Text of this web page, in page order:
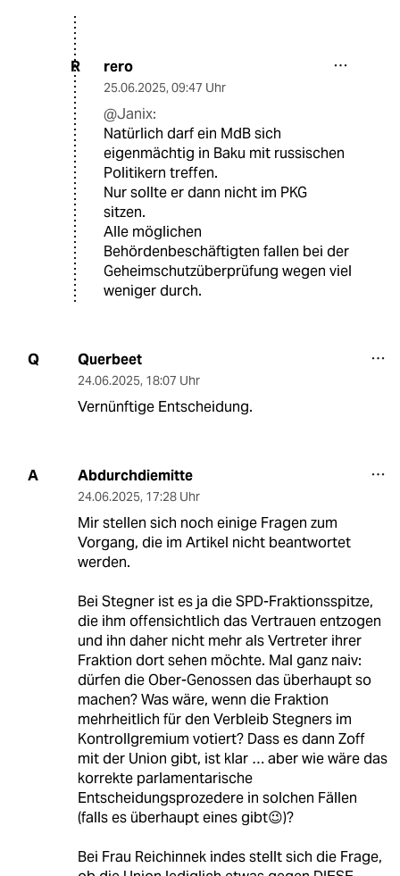
R rero
25.06.2025, 09:47 Uhr
@Janix:
Natürlich darf ein MdB sich
eigenmächtig in Baku mit russischen
Politikern treffen.
Nur sollte er dann nicht im PKG
sitzen.
Alle möglichen
Behördenbeschäftigten fallen bei der
Geheimschutzüberprüfung wegen viel
weniger durch.
Q Querbeet
24.06.2025, 18:07 Uhr
Vernünftige Entscheidung.
A Abdurchdiemitte
24.06.2025, 17:28 Uhr
Mir stellen sich noch einige Fragen zum
Vorgang, die im Artikel nicht beantwortet
werden.
Bei Stegner ist es ja die SPD-Fraktionsspitze,
die ihm offensichtlich das Vertrauen entzogen
und ihn daher nicht mehr als Vertreter ihrer
Fraktion dort sehen möchte. Mal ganz naiv:
dürfen die Ober-Genossen das überhaupt so
machen? Was wäre, wenn die Fraktion
mehrheitlich für den Verbleib Stegners im
Kontrollgremium votiert? Dass es dann Zoff
mit der Union gibt, ist klar … aber wie wäre das
korrekte parlamentarische
Entscheidungsprozedere in solchen Fällen
(falls es überhaupt eines gibt😉)?
Bei Frau Reichinnek indes stellt sich die Frage,